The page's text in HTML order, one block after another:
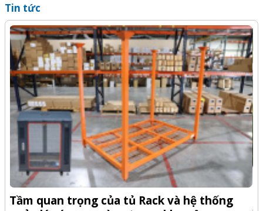
Tin tức
Tầm quan trọng của tủ Rack và hệ thống